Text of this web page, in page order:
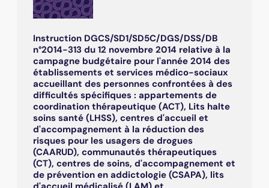
Instruction DGCS/SD1/SD5C/DGS/DSS/DB
n°2014-313 du 12 novembre 2014 relative à la
campagne budgétaire pour l'année 2014 des
établissements et services médico-sociaux
accueillant des personnes confrontées à des
difficultés spécifiques : appartements de
coordination thérapeutique (ACT), Lits halte
soins santé (LHSS), centres d'accueil et
d'accompagnement à la réduction des
risques pour les usagers de drogues
(CAARUD), communautés thérapeutiques
(CT), centres de soins, d'accompagnement et
de prévention en addictologie (CSAPA), lits